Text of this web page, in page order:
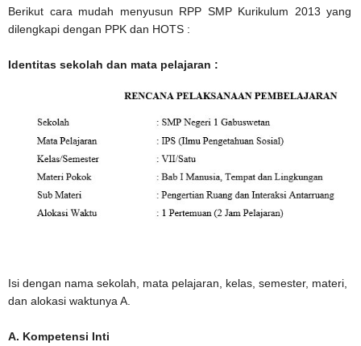
Berikut cara mudah menyusun RPP SMP Kurikulum 2013 yang
dilengkapi dengan PPK dan HOTS :
Identitas sekolah dan mata pelajaran :
Isi dengan nama sekolah, mata pelajaran, kelas, semester, materi,
dan alokasi waktunya A.
A. Kompetensi Inti